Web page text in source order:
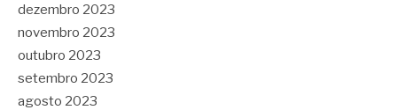
dezembro 2023
novembro 2023
outubro 2023
setembro 2023
agosto 2023